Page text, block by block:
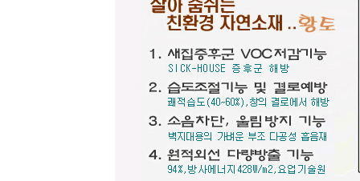
고객님 댁, 벽체 가로세로 크기를 줄자
토와의 포인트 컨셉만 골라주시면 최
선의 디자인+견적을 드립니다.
예산에 따라 포인트 벽화부분 즉, 토
아트의 작품크기를 줄이면 저렴하게
도 가능하오니, 거실 아트월 이외에는
토와월과 같은 패턴타일 위주로 디자
인해도 친환경과 기능성 자재의 성능
거실아트월,쇼파월,중문,콘솔☆